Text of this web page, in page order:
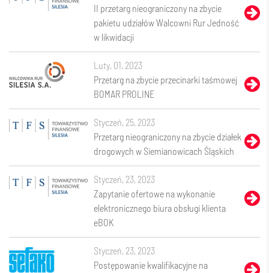
II przetarg nieograniczony na zbycie
pakietu udziałów Walcowni Rur Jedność
w likwidacji
luty, 01, 2023
Przetarg na zbycie przecinarki taśmowej
BOMAR PROLINE
styczeń, 25, 2023
Przetarg nieograniczony na zbycie działek
drogowych w Siemianowicach Śląskich
styczeń, 23, 2023
Zapytanie ofertowe na wykonanie
elektronicznego biura obsługi klienta
eBOK
styczeń, 23, 2023
Postępowanie kwalifikacyjne na